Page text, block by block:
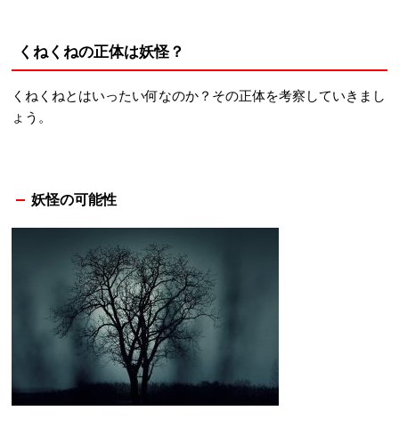
くねくねの正体は妖怪？
くねくねとはいったい何なのか？その正体を考察していきまし
ょう。
妖怪の可能性